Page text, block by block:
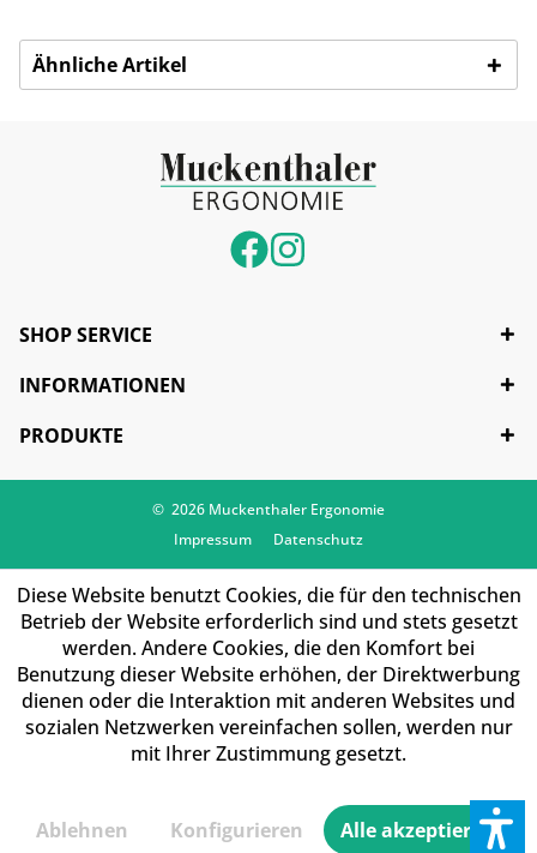
Ähnliche Artikel
SHOP SERVICE
INFORMATIONEN
PRODUKTE
© 2026 Muckenthaler Ergonomie
Impressum
Datenschutz
Diese Website benutzt Cookies, die für den technischen
Betrieb der Website erforderlich sind und stets gesetzt
werden. Andere Cookies, die den Komfort bei
Benutzung dieser Website erhöhen, der Direktwerbung
dienen oder die Interaktion mit anderen Websites und
sozialen Netzwerken vereinfachen sollen, werden nur
mit Ihrer Zustimmung gesetzt.
Ablehnen Konfigurieren Alle akzeptieren